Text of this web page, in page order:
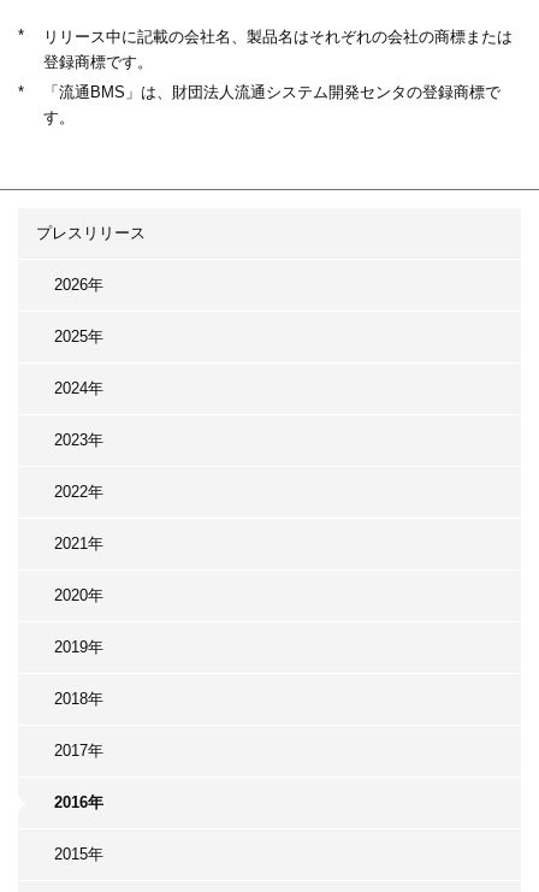
*
リリース中に記載の会社名、製品名はそれぞれの会社の商標または
登録商標です。
*
「流通BMS」は、財団法人流通システム開発センタの登録商標で
す。
プレスリリース
2026年
2025年
2024年
2023年
2022年
2021年
2020年
2019年
2018年
2017年
2016年
2015年